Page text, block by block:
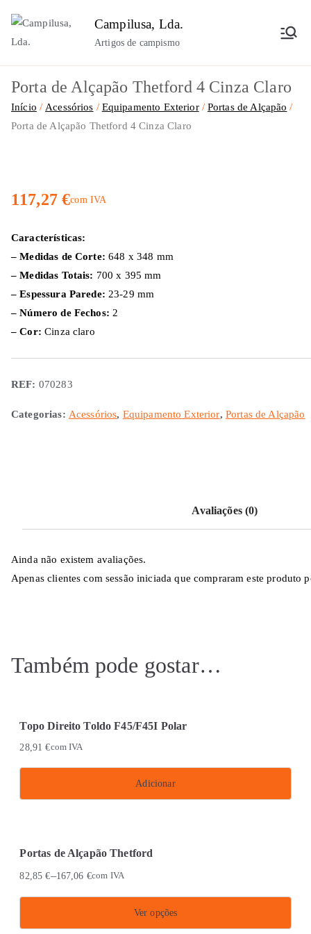
para
conteúdo
Campilusa, Lda.
Artigos de campismo
Porta de Alçapão Thetford 4 Cinza Claro
Início Acessórios Equipamento Exterior
Portas de Alçapão
Porta de Alçapão Thetford 4 Cinza Claro
117,27€com IVA
Características:
– Medidas de Corte: 648 x 348 mm
– Medidas Totais: 700 x 395 mm
– Espessura Parede: 23-29 mm
– Número de Fechos: 2
– Cor:Cinza claro
REF: 070283
Categorias: Acessórios, Equipamento Exterior, Portas de Alçapão
Avaliações (0)
Ainda não existem avaliações.
Apenas clientes com sessão iniciada que compraram este produto
Também pode gostar…
Topo Direito Toldo F45/F45I Polar
28,91€com IVA
Adicionar
Portas de Alçapão Thetford
82,85€–167,06 €com IVA
Ver opções